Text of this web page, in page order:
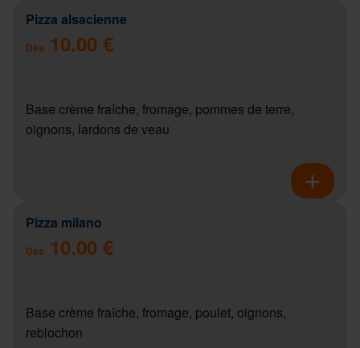
Pizza alsacienne
Dès 10.00 €
Base crème fraîche, fromage, pommes de terre,
oignons, lardons de veau
Pizza milano
Dès 10.00 €
Base crème fraîche, fromage, poulet, oignons,
reblochon